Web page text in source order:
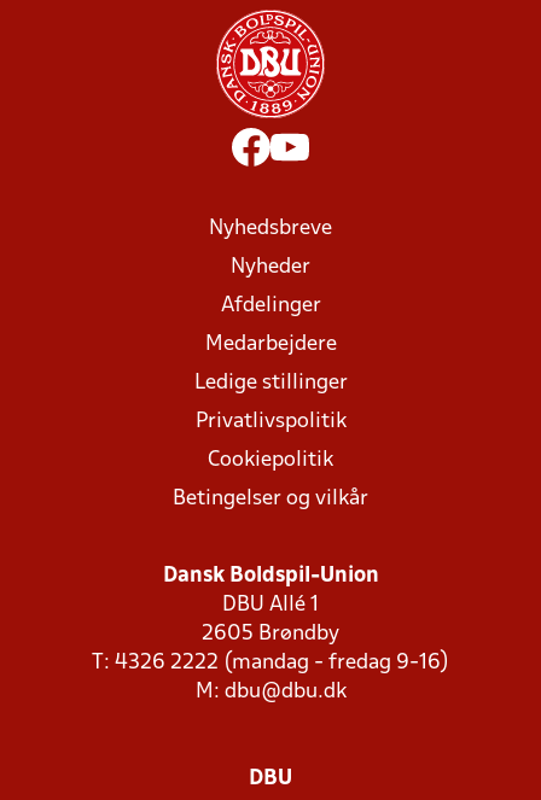
Nyhedsbreve
Nyheder
Afdelinger
Medarbejdere
Ledige stillinger
Privatlivspolitik
Cookiepolitik
Betingelser og vilkår
Dansk Boldspil-Union
DBU Allé 1
2605 Brøndby
T: 4326 2222 (mandag - fredag 9-16)
M: dbu@dbu.dk
DBU